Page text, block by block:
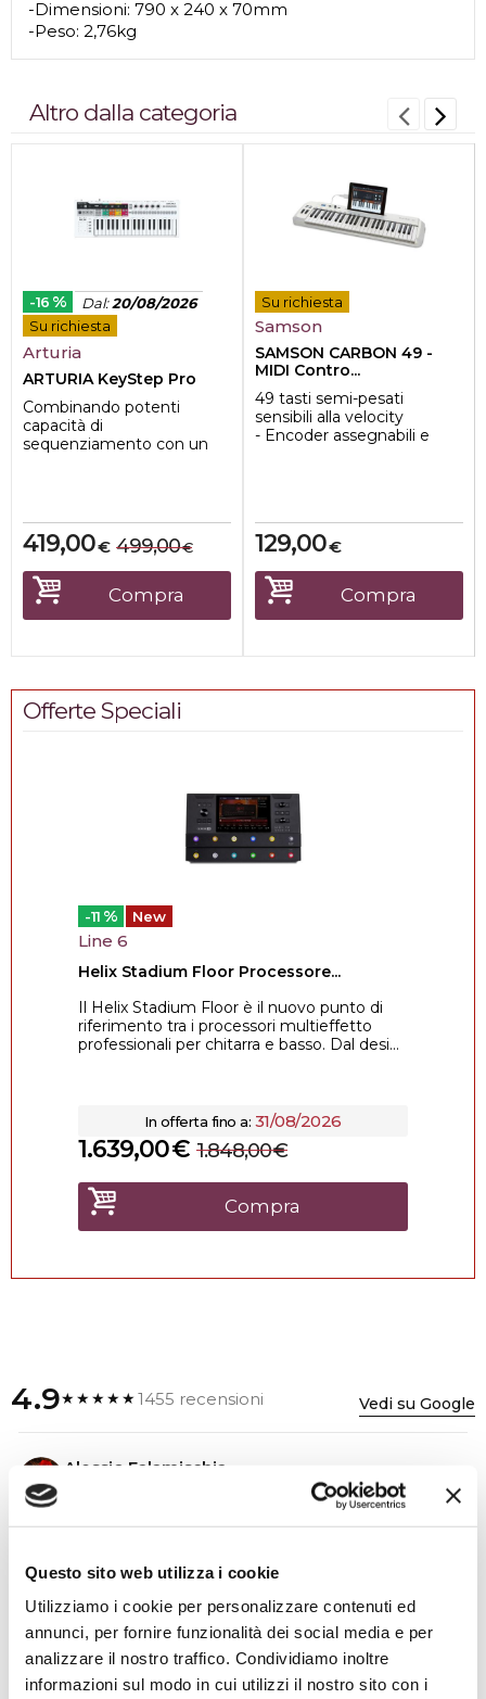
Questo sito web utilizza i cookie
Utilizziamo i cookie per personalizzare contenuti ed
annunci, per fornire funzionalità dei social media e per
analizzare il nostro traffico. Condividiamo inoltre
informazioni sul modo in cui utilizzi il nostro sito con i
-Dimensioni: 790 x 240 x 70mm
-Peso: 2,76kg
Altro dalla categoria
-16 % Dal:20/08/2026
Su richiesta
Arturia
ARTURIA KeyStep Pro
Combinando potenti
capacità di
sequenziamento con un
€
419,00 €
499,00
Compra
Su richiesta
Samson
SAMSON CARBON 49 -
MIDI Contro...
49 tasti semi-pesati
sensibili alla velocity
- Encoder assegnabili e
€
129,00
Compra
Offerte Speciali
-11 % New
Line 6
Helix Stadium Floor Processore...
Il Helix Stadium Floor è il nuovo punto di
riferimento tra i processori multieffetto
professionali per chitarra e basso. Dal desi...
In offerta fino a: 31/08/2026
€
1.639,00 €
1.848,00
Compra
4.9★★★★★1455 recensioni Vedi su Google
Alessio Falamischia
★★★★★
super soddisfatto. Professionalità e gentilezza da parte
dello staff. Attrezzatura di qualità e buoni prezzi.